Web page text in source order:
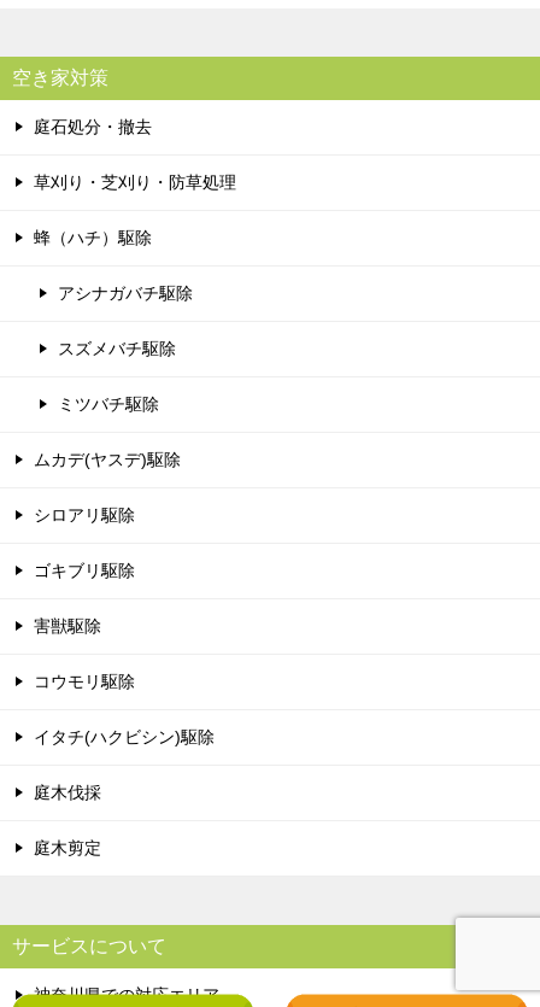
空き家対策
庭石処分・撤去
草刈り・芝刈り・防草処理
蜂（ハチ）駆除
アシナガバチ駆除
スズメバチ駆除
ミツバチ駆除
ムカデ(ヤスデ)駆除
シロアリ駆除
ゴキブリ駆除
害獣駆除
コウモリ駆除
イタチ(ハクビシン)駆除
庭木伐採
庭木剪定
サービスについて
神奈川県での対応エリア